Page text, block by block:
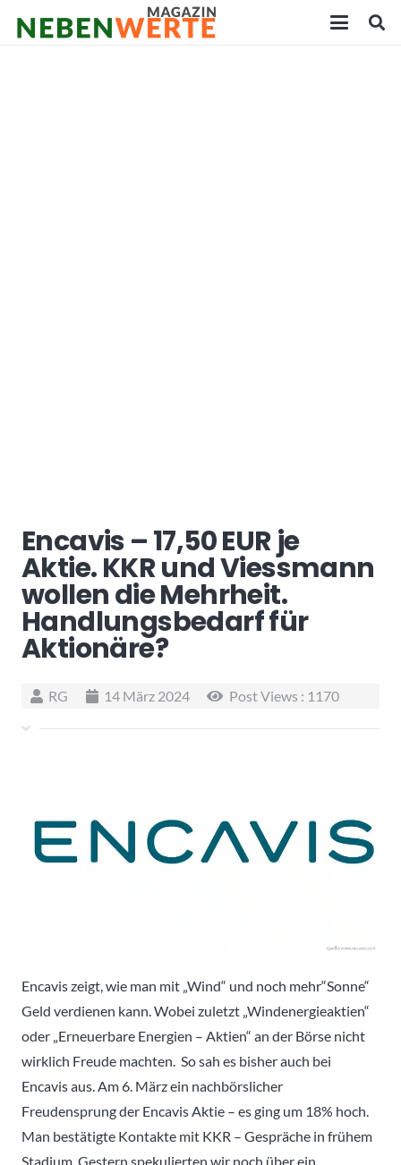
Encavis – 17,50 EUR je
Aktie. KKR und Viessmann
wollen die Mehrheit.
Handlungsbedarf für
Aktionäre?
RG 14 März 2024 Post Views : 1170
Encavis zeigt, wie man mit „Wind“ und noch mehr“Sonne“
Geld verdienen kann. Wobei zuletzt „Windenergieaktien“
oder „Erneuerbare Energien – Aktien“ an der Börse nicht
wirklich Freude machten. So sah es bisher auch bei
Encavis aus. Am 6. März ein nachbörslicher
Freudensprung der Encavis Aktie – es ging um 18% hoch.
Man bestätigte Kontakte mit KKR – Gespräche in frühem
Stadium. Gestern spekulierten wir noch über ein